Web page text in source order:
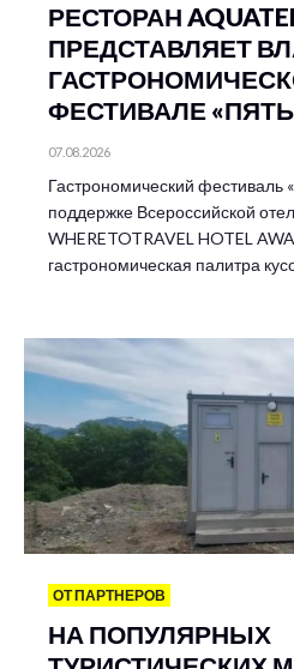
РЕСТОРАН
ПРЕДСТАВЛЯЕТ
ФЕСТИВАЛЕ
07.08.2026
Гастрономический фестиваль
поддержке Всероссийской
WHERETOTRAVEL HOTEL
гастрономическая палитра
ОТ ПАРТНЕРОВ
НА ПОПУЛЯРНЫХ